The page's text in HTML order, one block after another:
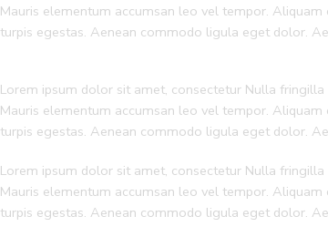
Mauris elementum accumsan leo vel tempor.
turpis egestas. Aenean commodo ligula eget dolor.
Lorem ipsum dolor sit amet, consectetur Nulla
Mauris elementum accumsan leo vel tempor.
turpis egestas. Aenean commodo ligula eget dolor.
Lorem ipsum dolor sit amet, consectetur Nulla
Mauris elementum accumsan leo vel tempor.
turpis egestas. Aenean commodo ligula eget dolor.